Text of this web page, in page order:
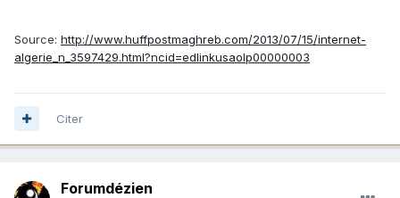
Source: http://www.huffpostmaghreb.com/2013/07/15/internet-
algerie_n_3597429.html?ncid=edlinkusaolp00000003
Citer
Forumdézien